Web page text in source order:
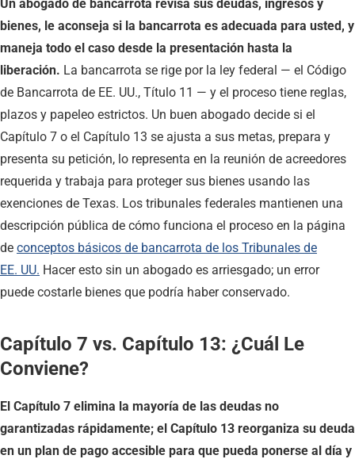
Un abogado de bancarrota revisa sus deudas, ingresos y
bienes, le aconseja si la bancarrota es adecuada para usted, y
maneja todo el caso desde la presentación hasta la
liberación. La bancarrota se rige por la ley federal — el Código
de Bancarrota de EE. UU., Título 11 — y el proceso tiene reglas,
plazos y papeleo estrictos. Un buen abogado decide si el
Capítulo 7 o el Capítulo 13 se ajusta a sus metas, prepara y
presenta su petición, lo representa en la reunión de acreedores
requerida y trabaja para proteger sus bienes usando las
exenciones de Texas. Los tribunales federales mantienen una
descripción pública de cómo funciona el proceso en la página
de conceptos básicos de bancarrota de los Tribunales de
EE. UU. Hacer esto sin un abogado es arriesgado; un error
puede costarle bienes que podría haber conservado.
Capítulo 7 vs. Capítulo 13: ¿Cuál Le
Conviene?
El Capítulo 7 elimina la mayoría de las deudas no
garantizadas rápidamente; el Capítulo 13 reorganiza su deuda
en un plan de pago accesible para que pueda ponerse al día y